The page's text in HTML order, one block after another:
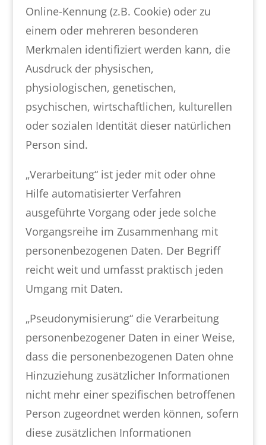
Online-Kennung (z.B. Cookie) oder zu
einem oder mehreren besonderen
Merkmalen identifiziert werden kann, die
Ausdruck der physischen,
physiologischen, genetischen,
psychischen, wirtschaftlichen, kulturellen
oder sozialen Identität dieser natürlichen
Person sind.
„Verarbeitung“ ist jeder mit oder ohne
Hilfe automatisierter Verfahren
ausgeführte Vorgang oder jede solche
Vorgangsreihe im Zusammenhang mit
personenbezogenen Daten. Der Begriff
reicht weit und umfasst praktisch jeden
Umgang mit Daten.
„Pseudonymisierung“ die Verarbeitung
personenbezogener Daten in einer Weise,
dass die personenbezogenen Daten ohne
Hinzuziehung zusätzlicher Informationen
nicht mehr einer spezifischen betroffenen
Person zugeordnet werden können, sofern
diese zusätzlichen Informationen